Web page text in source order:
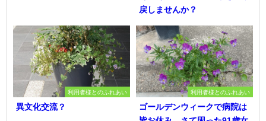
戻しませんか？
利用者様とのふれあい
異文化交流？
利用者様とのふれあい
ゴールデンウィークで病院は